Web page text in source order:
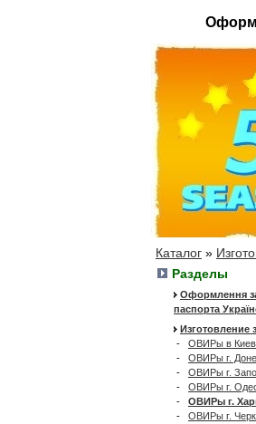
Каталог »
Разделы
Оформлення
паспорта
Изготовление
- ОВИРы в
- ОВИРы г.
- ОВИРы г.
- ОВИРы г.
- ОВИРы г.
- ОВИРы г.